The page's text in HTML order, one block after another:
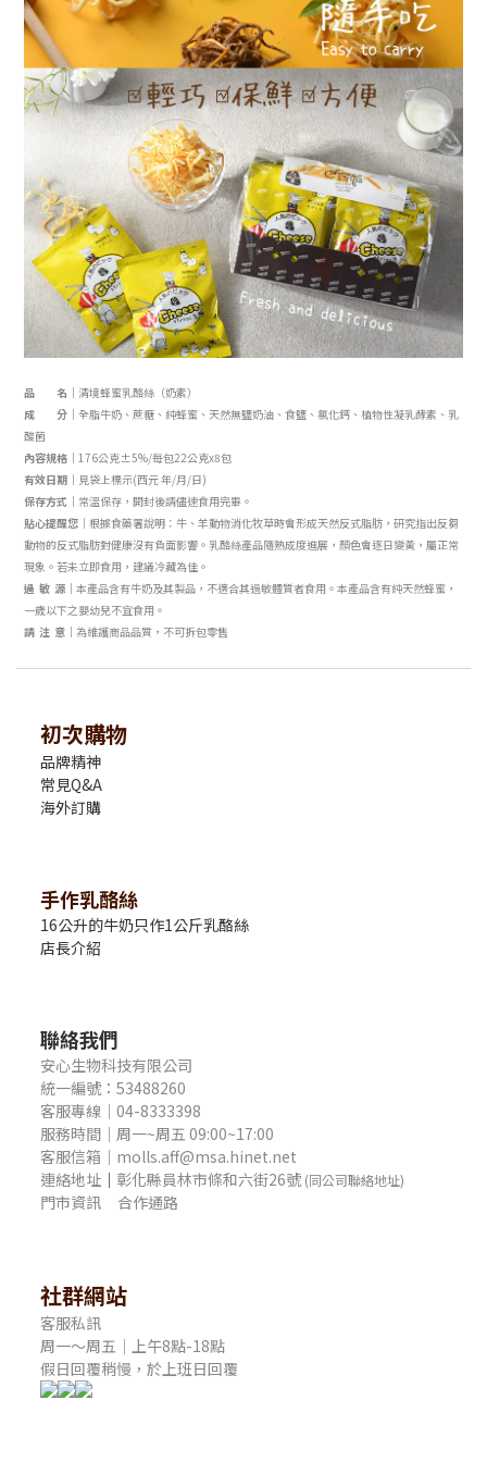
品 名｜ 清境蜂蜜乳酪絲（奶素）
成 分｜ 全脂牛奶、蔗糖、 純蜂蜜、 天然無鹽奶油 、食鹽、氯化鈣、植物性凝乳酵素、乳
酸菌
內容規格｜ 176公克±5%/每包22公克x8包
有效日期｜ 見袋上標示(西元 年/月/日)
保存方式｜ 常溫保存，開封後請儘速食用完畢。
貼心提醒您｜ 根據食藥署說明：牛、羊動物消化牧草時會形成天然反式脂肪，研究指出反芻
動物的反式脂肪對健康沒有負面影響。 乳酪絲產品隨熟成度進展，顏色會逐日變黃，屬正常
現象。若未立即食用，建議冷藏為佳。
過 敏 源｜ 本產品含有牛奶及其製品，不適合其過敏體質者食用。 本產品含有純天然蜂蜜，
一歲以下之嬰幼兒不宜食用。
請 注 意｜ 為維護商品品質，不可拆包零售
初次購物
品牌精神
常見Q&A
海外訂購
手作乳酪絲
16公升的牛奶只作1公斤乳酪絲
店長介紹
聯絡我們
安心生物科技有限公司
統一編號：53488260
客服專線｜04-8333398
服務時間｜周一~周五 09:00~17:00
客服信箱｜molls.aff@msa.hinet.net
連絡地址 ｜ 彰化縣員林市條和六街26號 (同公司聯絡地址)
門市資訊 合作通路
社群網站
客服私訊
周一～周五｜上午8點-18點
假日回覆稍慢，於上班日回覆